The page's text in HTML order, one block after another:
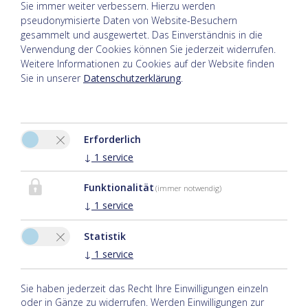
Bitte aktivieren Sie in den Cookie Einstellungen die Option
"Funktionalität" für die korrekte Map-Darstellung
Cookie Einstellungen
Sie immer weiter verbessern. Hierzu werden
pseudonymisierte Daten von Website-Besuchern
gesammelt und ausgewertet. Das Einverständnis in die
Verwendung der Cookies können Sie jederzeit widerrufen.
Weitere Informationen zu Cookies auf der Website finden
Sie in unserer Datenschutzerklärung
Erforderlich
↓ 1 service
Funktionalität (immer notwendig)
↓ 1 service
Statistik
↓ 1 service
Sie haben jederzeit das Recht Ihre Einwilligungen einzeln
oder in Gänze zu widerrufen. Werden Einwilligungen zur